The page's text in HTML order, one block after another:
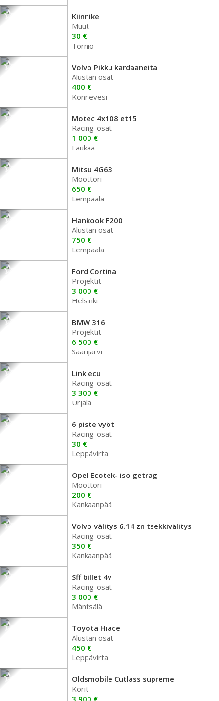
Kiinnike
Muut
30 €
Tornio
Volvo Pikku kardaaneita
Alustan osat
400 €
Konnevesi
Motec 4x108 et15
Racing-osat
1 000 €
Laukaa
Mitsu 4G63
Moottori
650 €
Lempäälä
Hankook F200
Alustan osat
750 €
Lempäälä
Ford Cortina
Projektit
3 000 €
Helsinki
BMW 316
Projektit
6 500 €
Saarijärvi
Link ecu
Racing-osat
3 300 €
Urjala
6 piste vyöt
Racing-osat
30 €
Leppävirta
Opel Ecotek- iso getrag
Moottori
200 €
Kankaanpää
Volvo välitys 6.14 zn tsekkivälitys
Racing-osat
350 €
Kankaanpää
Sff billet 4v
Racing-osat
3 000 €
Mäntsälä
Toyota Hiace
Alustan osat
450 €
Leppävirta
Oldsmobile Cutlass supreme
Korit
3 900 €